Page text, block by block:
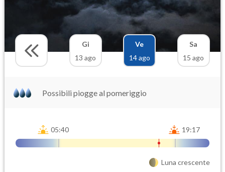
Gi
13 ago
Ve
14 ago
Sa
15 ago
Possibili piogge al pomeriggio
05:40 19:17
Luna crescente